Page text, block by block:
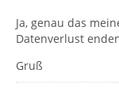
Ja, genau das
Datenverlust
Gruß